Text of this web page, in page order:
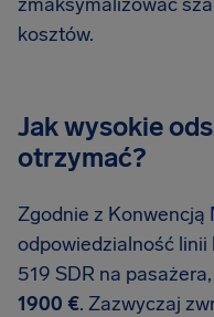
kosztów.
Jak wysokie
otrzymać?
Zgodnie z Konwencją
odpowiedzialność linii
519 SDR na
1900 €. Zazwyczaj